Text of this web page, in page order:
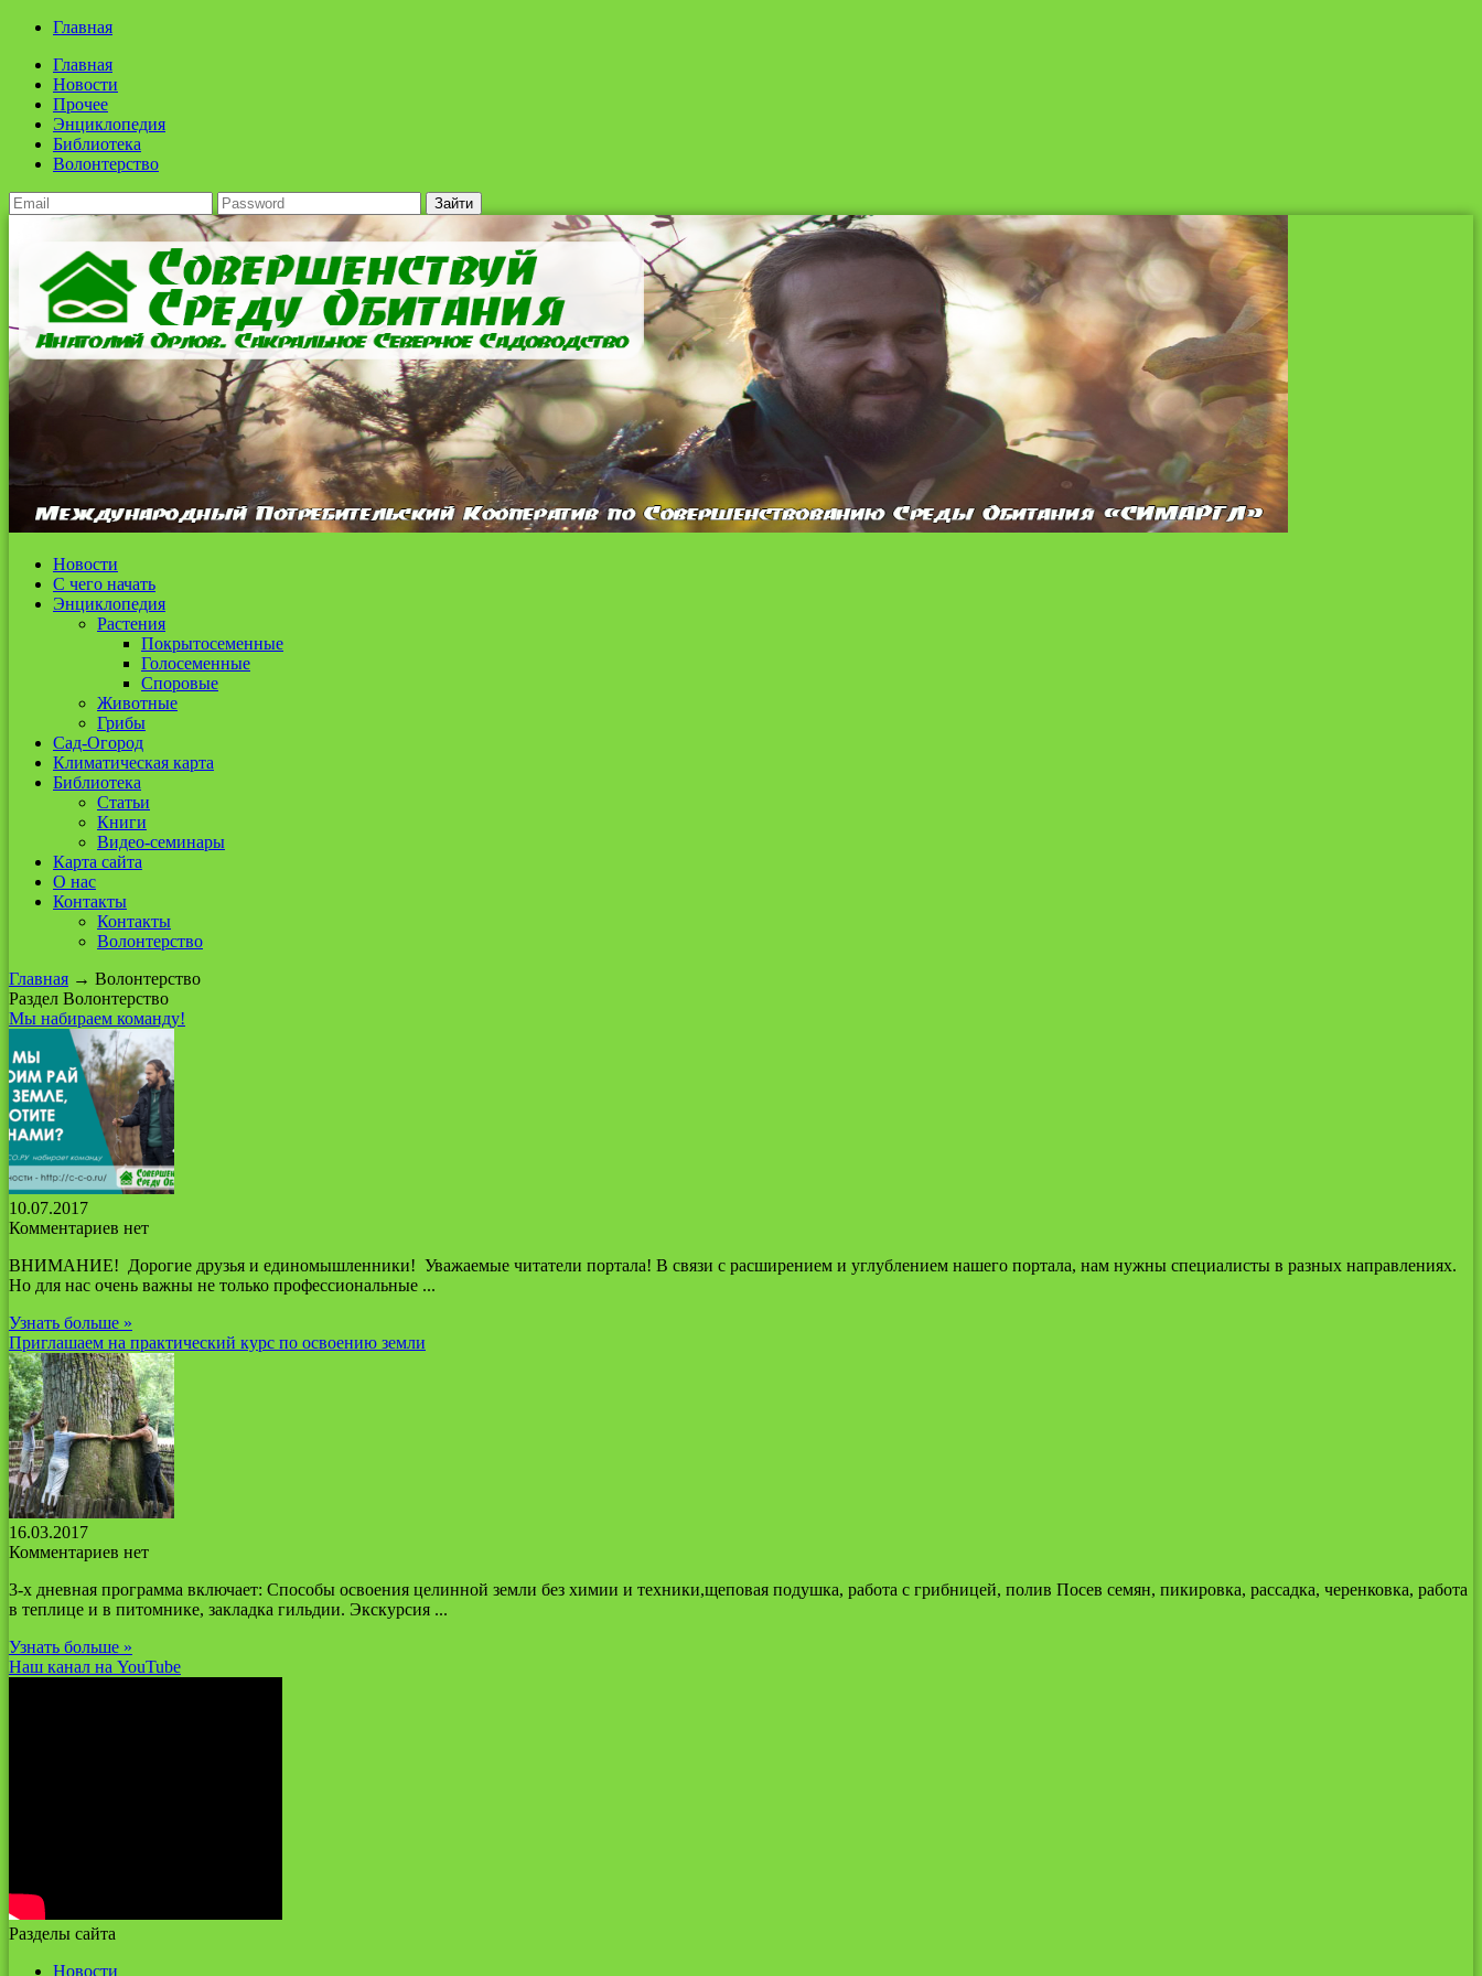
Главная
Главная
Новости
Прочее
Энциклопедия
Библиотека
Волонтерство
Зайти
Новости
С чего начать
Энциклопедия
Растения
Покрытосеменные
Голосеменные
Споровые
Животные
Грибы
Сад-Огород
Климатическая карта
Библиотека
Статьи
Книги
Видео-семинары
Карта сайта
О нас
Контакты
Контакты
Волонтерство
Главная → Волонтерство
Раздел Волонтерство
Мы набираем команду!
10.07.2017
Комментариев нет
ВНИМАНИЕ! Дорогие друзья и единомышленники! Уважаемые читатели портала! В связи с расширением и углублением нашего портала, нам нужны специалисты в разных направлениях.
Но для нас очень важны не только профессиональные ...
Узнать больше »
Приглашаем на практический курс по освоению земли
16.03.2017
Комментариев нет
3-х дневная программа включает: Способы освоения целинной земли без химии и техники,щеповая подушка, работа с грибницей, полив Посев семян, пикировка, рассадка, черенковка, работа
в теплице и в питомнике, закладка гильдии. Экскурсия ...
Узнать больше »
Наш канал на YouTube
Разделы сайта
Новости